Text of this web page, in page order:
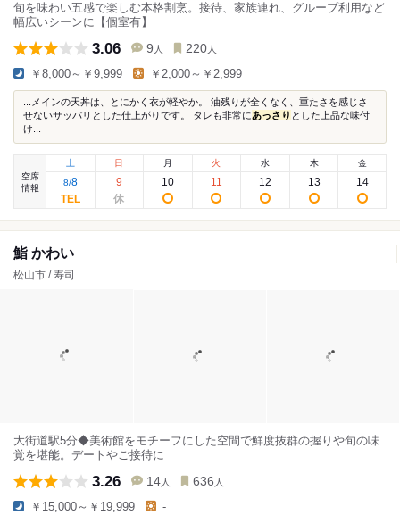
旬を味わい五感で楽しむ本格割烹。接待、家族連れ、グループ利用など
幅広いシーンに【個室有】
3.06 9 人 220 人
￥8,000～￥9,999 ￥2,000～￥2,999
...メインの天丼は、とにかく衣が軽やか。 油残りが全くなく、重たさを感じさ
せないサッパリとした仕上がりです。 タレも非常にあっさり とした上品な味付
け...
空席
情報
土
8/8
日
9
月
10
火
11
水
12
木
13
金
14
鮨 かわい
松山市 / 寿司
大街道駅5分◆美術館をモチーフにした空間で鮮度抜群の握りや旬の味
覚を堪能。デートやご接待に
3.26 14 人 636 人
￥15,000～￥19,999 -